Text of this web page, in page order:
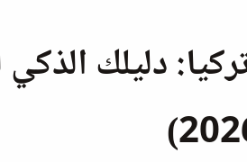
دليلك الذكي